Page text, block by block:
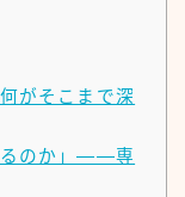
がそこまで深
るのか」——専